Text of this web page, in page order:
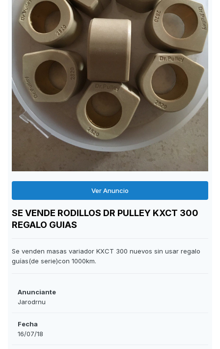
Ver Anuncio
SE VENDE RODILLOS DR PULLEY KXCT 300
REGALO GUIAS
Se venden masas variador KXCT 300 nuevos sin usar regalo
guías(de serie)con 1000km.
Anunciante
Jarodrnu
Fecha
16/07/18